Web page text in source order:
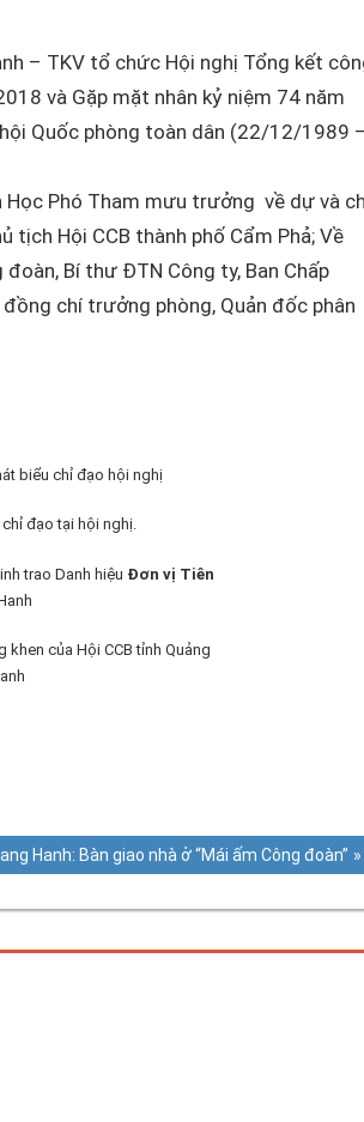
– TKV tổ chức Hội nghị Tổng kết
và Gặp mặt nhân kỷ niệm 74 năm
Quốc phòng toàn dân (22/12/1989 –
Học Phó Tham mưu trưởng về dự và
tịch Hội CCB thành phố Cẩm Phả; Về
Bí thư ĐTN Công ty, Ban Chấp
chí trưởng phòng, Quản đốc phân
biểu chỉ đạo hội nghị
chỉ đạo tại hội nghị.
trao Danh hiệu Đơn vị Tiên
khen của Hội CCB tỉnh Quảng
Hanh: Bàn giao nhà ở “Mái ấm Công đoàn”